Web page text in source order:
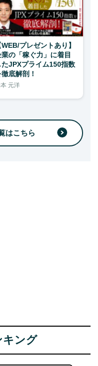
WEB/プレゼントあり】
業の「稼ぐ力」に着目
たJPXプライム150指数
徹底解剖！
元洋
はこちら
キング